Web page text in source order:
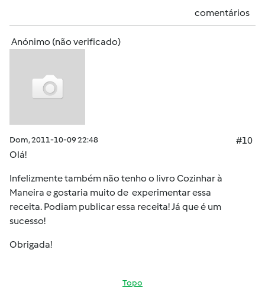
comentários
Anónimo (não verificado)
Dom, 2011-10-09 22:48
#10
Olá!
Infelizmente também não tenho o livro Cozinhar à
Maneira e gostaria muito de experimentar essa
receita. Podiam publicar essa receita! Já que é um
sucesso!
Obrigada!
Topo